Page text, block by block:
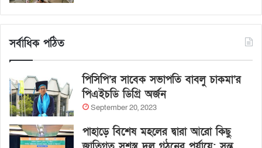
সর্বাধিক পঠিত
পিসিপি’র সাবেক সভাপতি বাবলু চাকমা’র
পিএইচডি ডিগ্রি অর্জন
September 20, 2023
পাহাড়ে বিশেষ মহলের দ্বারা আরো কিছু